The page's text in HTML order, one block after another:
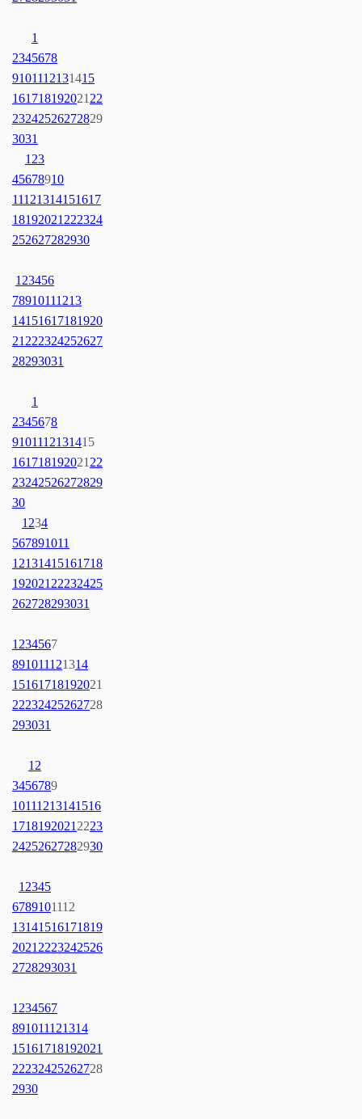
1
2345678
9101112131415
161718192021 22
23242526272829
3031
1 23
45678910
11121314151617
18192021 222324
252627282930
1 23456
78910111213
14151617181920
21 222324252627
28293031
1
2345678
9101112131415
161718192021 22
23242526272829
30
1 234
567891011
12131415161718
192021 22232425
262728293031
1 234567
891011121314
15161718192021
22232425262728
293031
1 2
3456789
10111213141516
1718192021 2223
24252627282930
1 2345
6789101112
13141516171819
2021 2223242526
2728293031
1 234567
891011121314
15161718192021
22232425262728
2930